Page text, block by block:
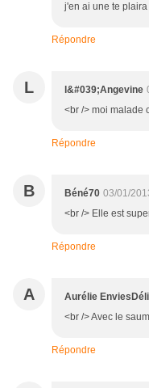
j'en ai une te
Répondre
L l&#039;Angevine
<br /> moi malade
Répondre
B Béné70 03/01/
<br /> Elle est
Répondre
A Aurélie
<br /> Avec le
Répondre